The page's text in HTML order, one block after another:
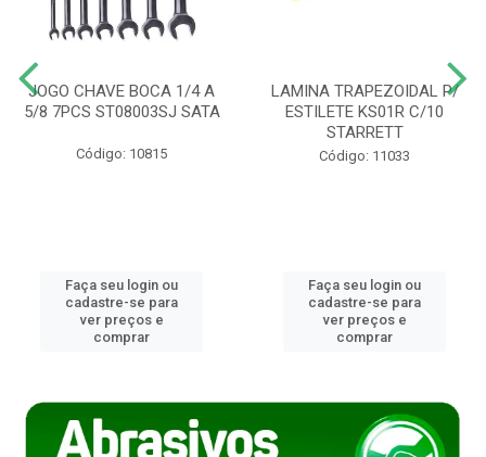
JOGO CHAVE BOCA 1/4 A
5/8 7PCS ST08003SJ SATA
Código: 10815
Faça seu login ou
cadastre-se para
ver preços e
comprar
LAMINA TRAPEZOIDAL P/
ESTILETE KS01R C/10
STARRETT
Código: 11033
Faça seu login ou
cadastre-se para
ver preços e
comprar